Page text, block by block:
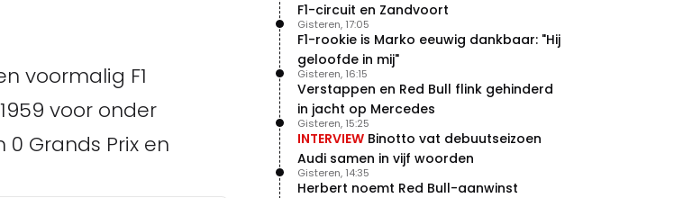
voormalig F1
voor onder
Grands Prix en
F1-circuit en Zandvoort
F1-rookie is Marko eeuwig dankbaar: "Hij
geloofde in mij"
Gisteren, 17:05
Verstappen en Red Bull flink gehinderd
in jacht op Mercedes
Gisteren, 16:15
INTERVIEW Binotto vat debuutseizoen
Audi samen in vijf woorden
Gisteren, 15:25
Herbert noemt Red Bull-aanwinst
Gisteren, 14:35